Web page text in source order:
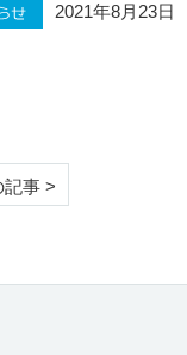
2021年8月23日
記事 >